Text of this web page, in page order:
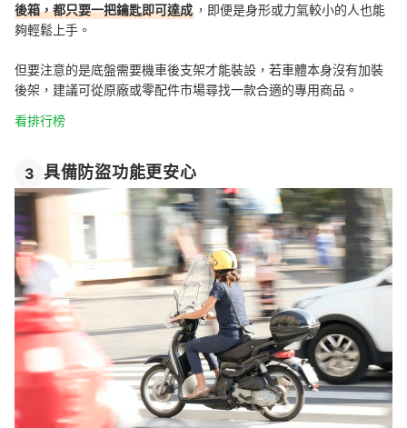
後箱，都只要一把鑰匙即可達成 ，即便是身形或力氣較小的人也能
夠輕鬆上手。
但要注意的是底盤需要機車後支架才能裝設，若車體本身沒有加裝
後架，建議可從原廠或零配件市場尋找一款合適的專用商品。
看排行榜
3 具備防盜功能更安心